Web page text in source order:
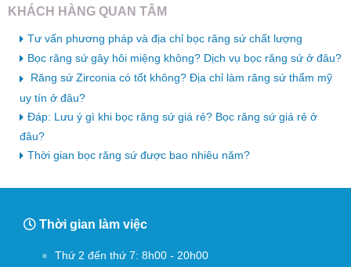
KHÁCH HÀNG QUAN TÂM
Tư vấn phương pháp và địa chỉ bọc răng sứ chất lượng
Bọc răng sứ gây hôi miệng không? Dịch vụ bọc răng sứ ở đâu?
Răng sứ Zirconia có tốt không? Địa chỉ làm răng sứ thẩm mỹ
uy tín ở đâu?
Đáp: Lưu ý gì khi bọc răng sứ giá rẻ? Bọc răng sứ giá rẻ ở
đâu?
Thời gian bọc răng sứ được bao nhiêu năm?
Thời gian làm việc
Thứ 2 đến thứ 7: 8h00 - 20h00